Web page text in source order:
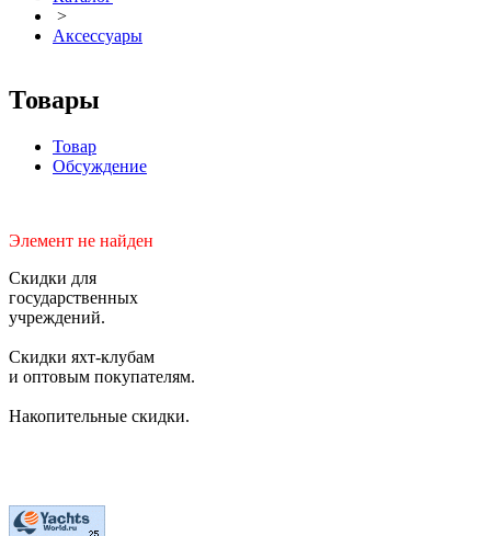
>
Аксессуары
Товары
Товар
Обсуждение
Элемент не найден
Скидки для
государственных
учреждений.
Скидки яхт-клубам
и оптовым покупателям.
Накопительные скидки.